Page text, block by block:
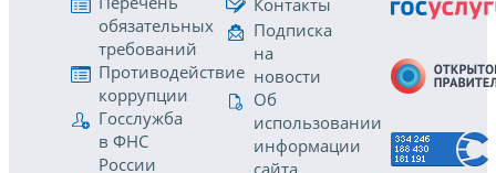
обязательных
требований
Противодействие
коррупции
Госслужба
в ФНС
России
Контакты
Подписка
на
новости
Об
использовании
информации
сайта